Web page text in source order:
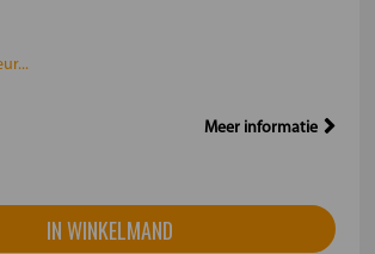
Meer informatie
IN WINKELMAND